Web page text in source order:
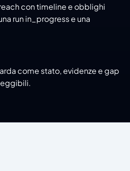
con timeline e obblighi
run in_progress e una
come stato, evidenze e gap